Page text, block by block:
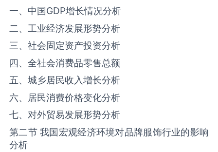
一、中国GDP增长情况分析
二、工业经济发展形势分析
三、社会固定资产投资分析
四、全社会消费品零售总额
五、城乡居民收入增长分析
六、居民消费价格变化分析
七、对外贸易发展形势分析
第二节 我国宏观经济环境对品牌服饰行业的影响
分析